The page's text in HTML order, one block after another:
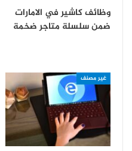
وظائف كاشير في الامارات
ضمن سلسلة متاجر ضخمة
غير مصنف